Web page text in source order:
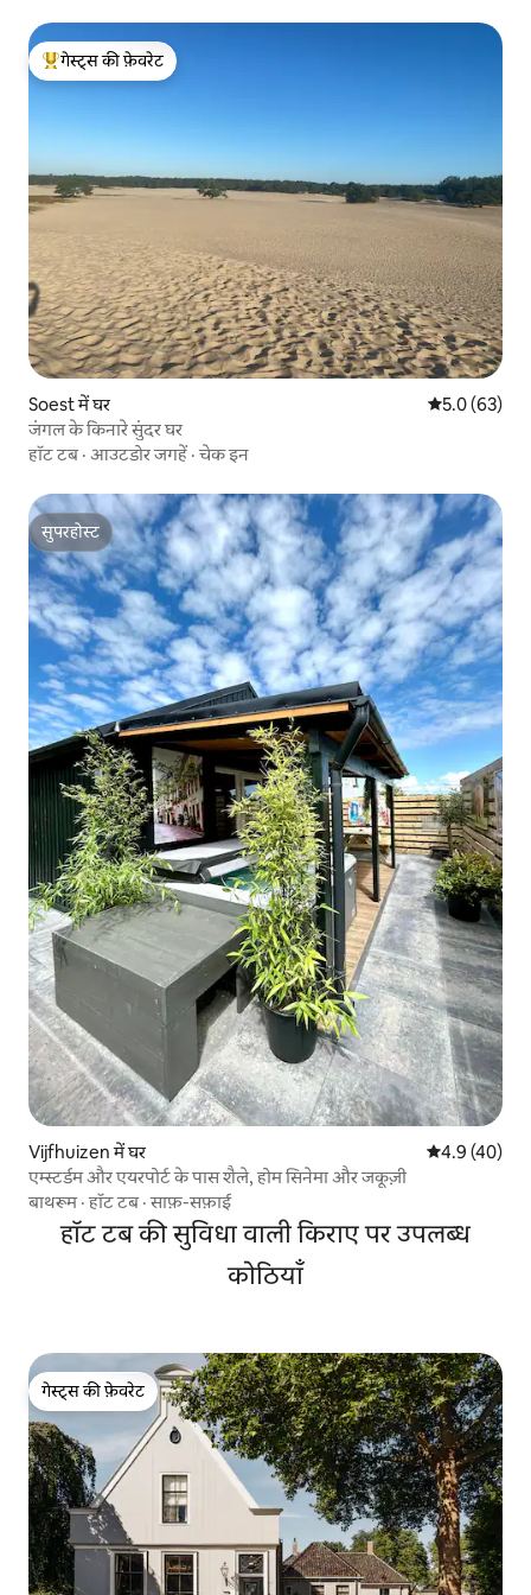
गेस्ट्स का टॉप फ़ेवरेट
गेस्ट्स की फ़ेवरेट
Soest में घर औसत रेटिंग 5
5.0 (63)
जंगल के किनारे सुंदर घर
हॉट टब· आउटडोर जगहें ·चेक इन
सुपरहोस्ट
सुपरहोस्ट
Vijfhuizen में घर औसत रेटिंग 5
4.9 (40)
एम्स्टर्डम और एयरपोर्ट के पास शैले, होम सिनेमा और जकूज़ी
बाथरूम·हॉट टब·साफ़-सफ़ाई
हॉट टब की सुविधा वाली किराए पर उपलब्ध
कोठियाँ
गेस्ट्स की फ़ेवरेट
गेस्ट्स की फ़ेवरेट